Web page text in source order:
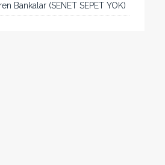
Bankalar (SENET SEPET YOK)